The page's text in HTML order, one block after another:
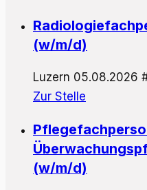
(w/m/d)
Luzern 05.08.2026
Zur Stelle
(w/m/d)